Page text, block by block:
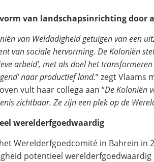
van landschapsinrichting door
van Weldadigheid getuigen van een
van sociale hervorming. De Koloniën
arbeid’, met als doel het
naar productief land.” zegt Vlaams
vult haar collega aan “De Koloniën
zichtbaar. Ze zijn een plek op de
werelderfgoedwaardig
Werelderfgoedcomité in Bahrein in
potentieel werelderfgoedwaardig